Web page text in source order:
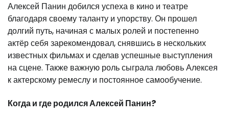
Алексей Панин добился успеха в кино и театре
благодаря своему таланту и упорству. Он прошел
долгий путь, начиная с малых ролей и постепенно
актёр себя зарекомендовал, снявшись в нескольких
известных фильмах и сделав успешные выступления
на сцене. Также важную роль сыграла любовь Алексея
к актерскому ремеслу и постоянное самообучение.
Когда и где родился Алексей Панин?